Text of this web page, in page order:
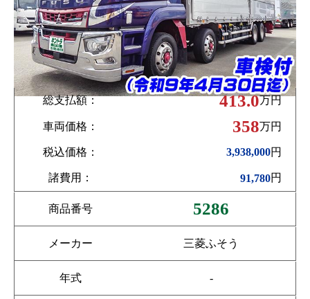
総支払額： 413.0万円
車両価格： 358万円
税込価格： 3,938,000円
諸費用： 91,780円
商品番号 5286
メーカー 三菱ふそう
年式 -